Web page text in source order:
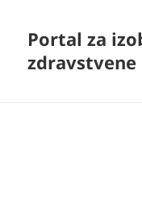
Portal za
zdravstvene